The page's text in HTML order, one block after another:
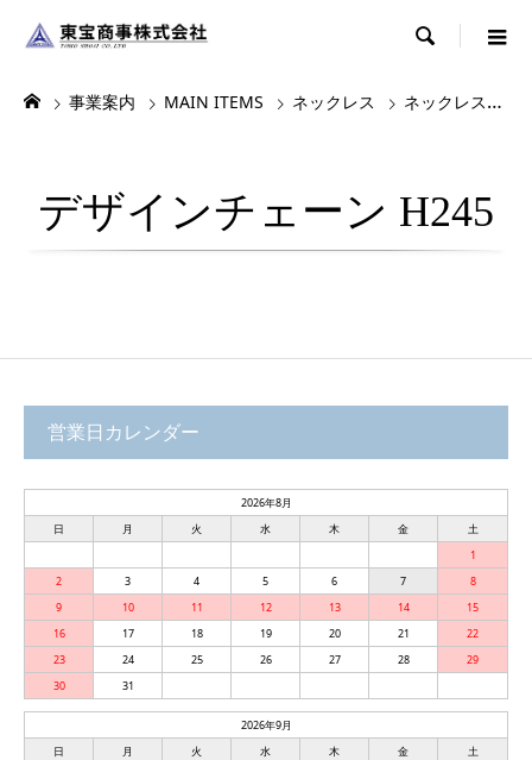

事業案内 MAIN ITEMS ネックレス ネックレス・チョーカー
デザインチェーン H245
営業日カレンダー
2026年8月
日
月 火 水 木 金
土
1
2
3 4 5 6 7
8
9
10 11 12 13 14
15
16
17 18 19 20 21
22
23
24 25 26 27 28
29
30
31
2026年9月
日
月 火 水 木 金
土